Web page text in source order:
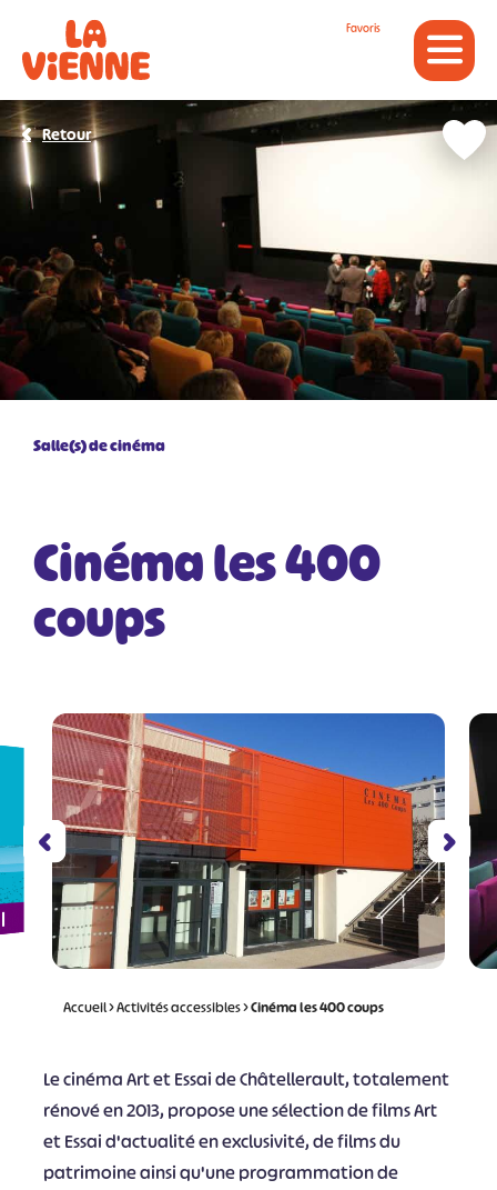
Favoris
Salle(s) de cinéma
Cinéma les 400
coups
Retour
Accueil>Activités accessibles>Cinéma les 400 coups
Le cinéma Art et Essai de Châtellerault, totalement
rénové en 2013, propose une sélection de films Art
et Essai d'actualité en exclusivité, de films du
patrimoine ainsi qu'une programmation de